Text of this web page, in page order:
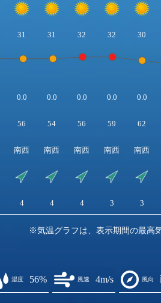
31 31 32 32 30
0.0 0.0 0.0 0.0 0.0
56 54 56 59 62
南西 南西 南西 南西 南西
4 4 4 3 3
※気温グラフは、表示期間の最高
湿度 56% 風速 4m/s 風向